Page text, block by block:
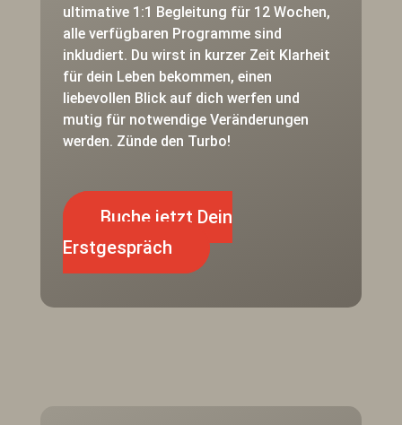
ultimative 1:1 Begleitung für 12 Wochen,
alle verfügbaren Programme sind
inkludiert. Du wirst in kurzer Zeit Klarheit
für dein Leben bekommen, einen
liebevollen Blick auf dich werfen und
mutig für notwendige Veränderungen
werden. Zünde den Turbo!
Buche jetzt Dein
Erstgespräch